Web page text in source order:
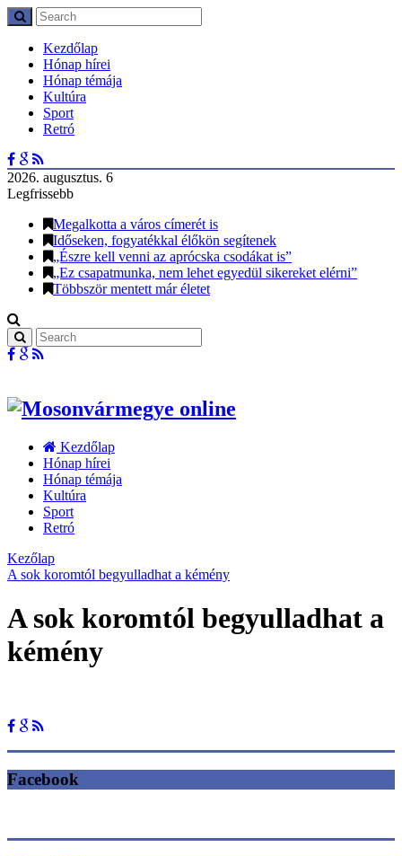
Kezdőlap
Hónap hírei
Hónap témája
Kultúra
Sport
Retró
2026. augusztus. 6
Legfrissebb
Megalkotta a város címerét is
Időseken, fogyatékkal élőkön segítenek
„Észre kell venni az aprócska csodákat is”
„Ez csapatmunka, nem lehet egyedül sikereket elérni”
Többször mentett már életet
Kezdőlap
Hónap hírei
Hónap témája
Kultúra
Sport
Retró
Kezőlap
A sok koromtól begyulladhat a kémény
A sok koromtól begyulladhat a
kémény
Facebook